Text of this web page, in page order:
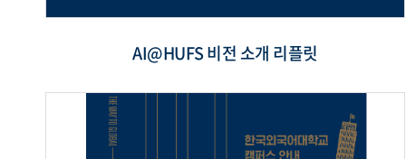
AI@HUFS 비전 소개 리플릿